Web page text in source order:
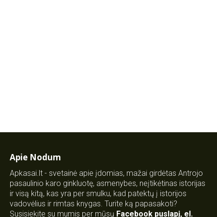
Apie Nodum
Apkasai.lt - svetainė apie įdomias, mažai girdėtas Antrojo
pasaulinio karo ginkluotę, asmenybes, neįtikėtinas istorijas
ir visą kitą, kas yra per smulku, kad patektų į istorijos
vadovėlius ir rimtas knygas. Turite ką papasakoti?
Susisiekite su mumis per mūsų Facebook puslapį, el.